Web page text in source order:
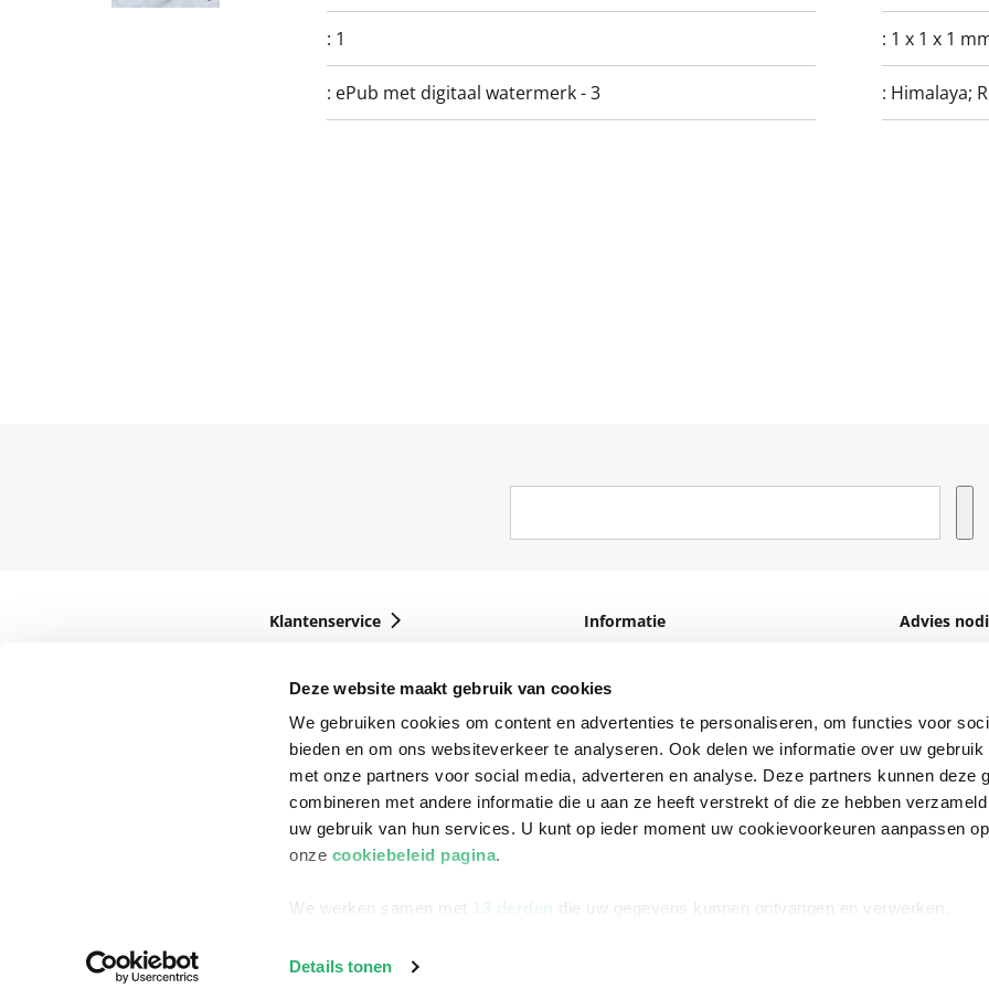
Deze website maakt gebruik van cookies
We gebruiken cookies om content en advertenties te personaliseren, om functies voor
bieden en om ons websiteverkeer te analyseren. Ook delen we informatie over uw
met onze partners voor social media, adverteren en analyse. Deze partners kunnen deze
combineren met andere informatie die u aan ze heeft verstrekt of die ze hebben
uw gebruik van hun services. U kunt op ieder moment uw cookievoorkeuren aanpassen op
onze cookiebeleid pagina.
We werken samen met 13 derden die uw gegevens kunnen ontvangen en verwerken.
Details tonen
: 1 : 1 x 1 x 1
: ePub met digitaal watermerk - 3 : Himalaya;
Klantenservice
Bezorging
Betalen
Retourneren
Veelgestelde vragen
Informatie
Vacatures
Winkels en openingstijden
Cadeaukaart
Ondernemer worden
Advies
088 - 133